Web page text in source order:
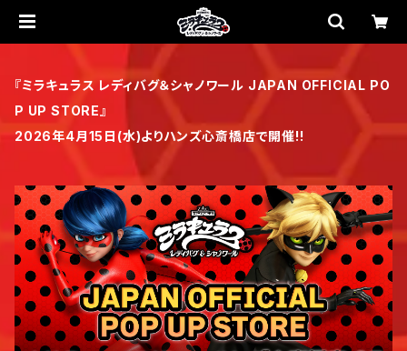
『ミラキュラス レディバグ＆シャノワール JAPAN OFFICIAL PO
P UP STORE』
2026年4月15日(水)よりハンズ心斎橋店で開催!!